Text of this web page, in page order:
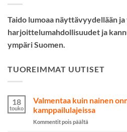
Taido lumoaa näyttävyydellään
harjoittelumahdollisuudet ja
ympäri Suomen.
TUOREIMMAT UUTISET
18
touko
Valmentaa kuin nainen
kamppailulajeissa
Kommentit pois päältä